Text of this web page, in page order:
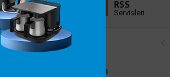
Linkedin
Takip Et
RSS
Servisleri
Köşe Yazarları
Hidayet Şişkin